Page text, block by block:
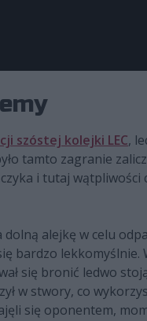
szóstej kolejki LEC,
tamto zagranie
i tutaj wątpliwości
alejkę w celu
bardzo lekkomyślnie.
się bronić ledwo
w stwory, co
się oponentem,